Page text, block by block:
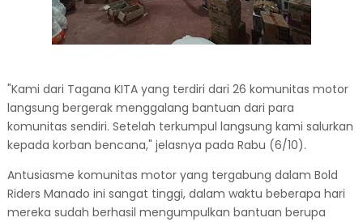
"Kami dari Tagana KITA yang terdiri dari 26 komunitas motor
langsung bergerak menggalang bantuan dari para
komunitas sendiri. Setelah terkumpul langsung kami salurkan
kepada korban bencana," jelasnya pada Rabu (6/10).
Antusiasme komunitas motor yang tergabung dalam Bold
Riders Manado ini sangat tinggi, dalam waktu beberapa hari
mereka sudah berhasil mengumpulkan bantuan berupa